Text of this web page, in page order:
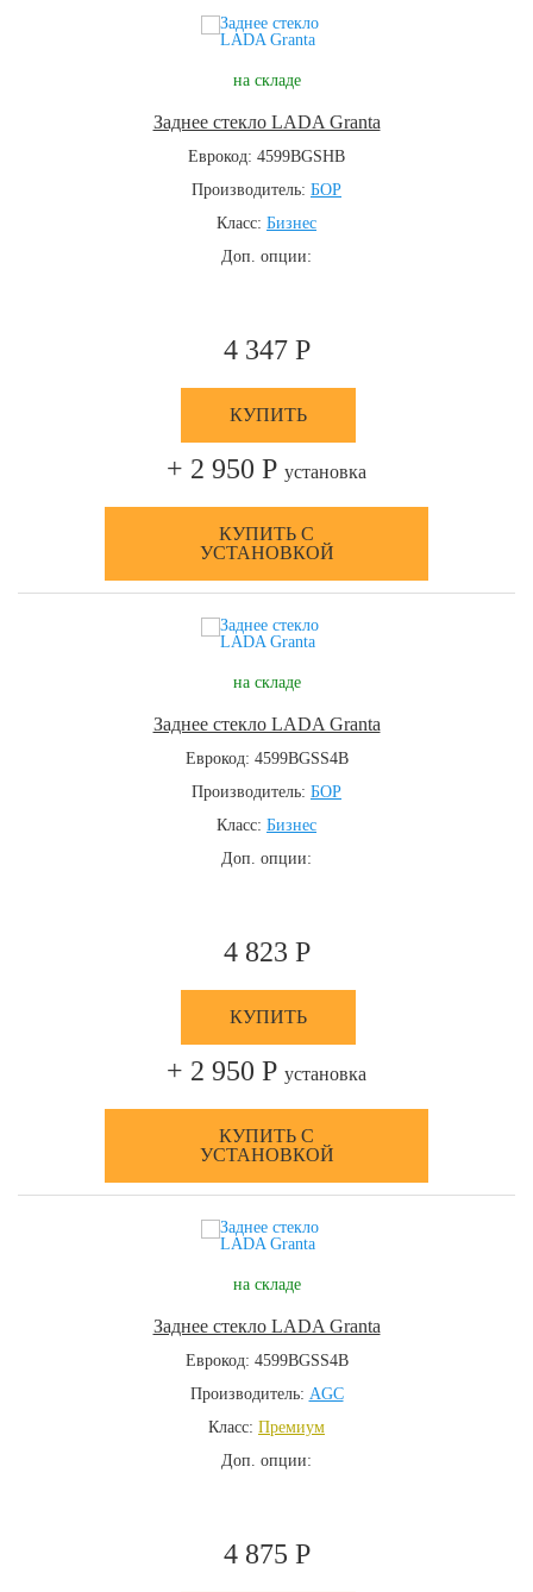
на складе
Заднее стекло LADA Granta
Еврокод: 4599BGSHB
Производитель: БОР
Класс: Бизнес
Доп. опции:
4 347 Р
КУПИТЬ
+ 2 950 Р установка
КУПИТЬ С
УСТАНОВКОЙ
на складе
Заднее стекло LADA Granta
Еврокод: 4599BGSS4B
Производитель: БОР
Класс: Бизнес
Доп. опции:
4 823 Р
КУПИТЬ
+ 2 950 Р установка
КУПИТЬ С
УСТАНОВКОЙ
на складе
Заднее стекло LADA Granta
Еврокод: 4599BGSS4B
Производитель: AGC
Класс: Премиум
Доп. опции:
4 875 Р